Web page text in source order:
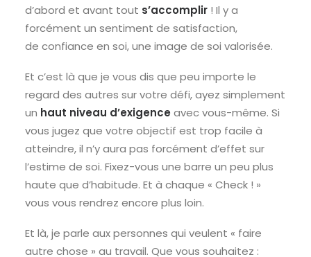
d’abord et avant tout s’accomplir ! Il y a
forcément un sentiment de satisfaction,
de confiance en soi, une image de soi valorisée.
Et c’est là que je vous dis que peu importe le
regard des autres sur votre défi, ayez simplement
un haut niveau d’exigence avec vous-même. Si
vous jugez que votre objectif est trop facile à
atteindre, il n’y aura pas forcément d’effet sur
l’estime de soi. Fixez-vous une barre un peu plus
haute que d’habitude. Et à chaque « Check ! »
vous vous rendrez encore plus loin.
Et là, je parle aux personnes qui veulent « faire
autre chose » au travail. Que vous souhaitez :